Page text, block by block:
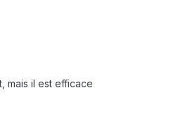
mais il est efficace